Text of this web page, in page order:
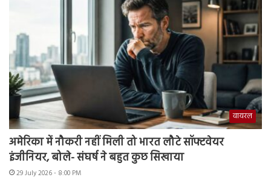
वायरल
अमेरिका में नौकरी नहीं मिली तो भारत लौटे सॉफ्टवेयर
इंजीनियर, बोले- संघर्ष ने बहुत कुछ सिखाया
29 July 2026 - 8:00 PM